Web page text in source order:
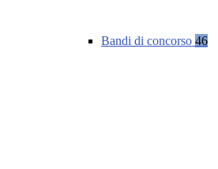
Bandi di concorso 46